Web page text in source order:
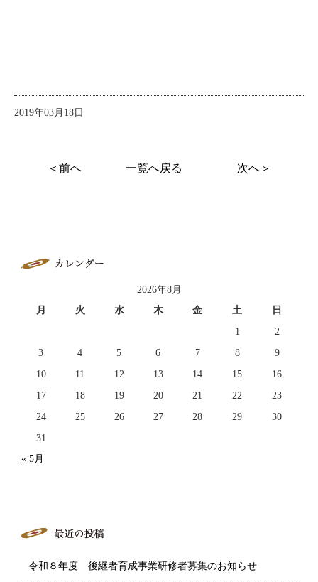
2019年03月18日
＜前へ 一覧へ戻る 次へ＞
2026年8月
月
火 水 木 金 土
日
1
2
3
4 5 6 7 8
9
10
11 12 13 14 15
16
17
18 19 20 21 22
23
24
25 26 27 28 29
30
31
« 5月
令和８年度 後継者育成事業研修者募集のお知らせ